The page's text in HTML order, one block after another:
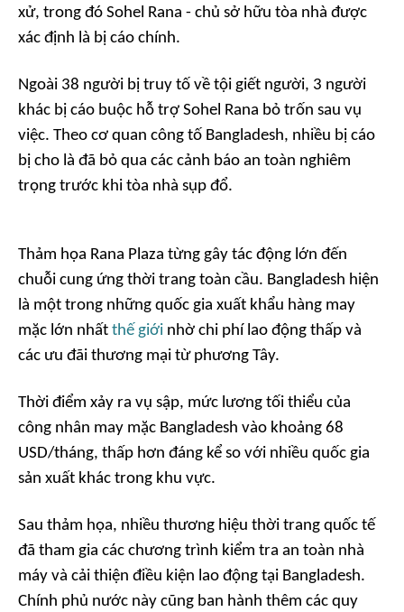
xử, trong đó Sohel Rana - chủ sở hữu tòa nhà được
xác định là bị cáo chính.
Ngoài 38 người bị truy tố về tội giết người, 3 người
khác bị cáo buộc hỗ trợ Sohel Rana bỏ trốn sau vụ
việc. Theo cơ quan công tố Bangladesh, nhiều bị cáo
bị cho là đã bỏ qua các cảnh báo an toàn nghiêm
trọng trước khi tòa nhà sụp đổ.
Thảm họa Rana Plaza từng gây tác động lớn đến
chuỗi cung ứng thời trang toàn cầu. Bangladesh hiện
là một trong những quốc gia xuất khẩu hàng may
mặc lớn nhất thế giới nhờ chi phí lao động thấp và
các ưu đãi thương mại từ phương Tây.
Thời điểm xảy ra vụ sập, mức lương tối thiểu của
công nhân may mặc Bangladesh vào khoảng 68
USD/tháng, thấp hơn đáng kể so với nhiều quốc gia
sản xuất khác trong khu vực.
Sau thảm họa, nhiều thương hiệu thời trang quốc tế
đã tham gia các chương trình kiểm tra an toàn nhà
máy và cải thiện điều kiện lao động tại Bangladesh.
Chính phủ nước này cũng ban hành thêm các quy